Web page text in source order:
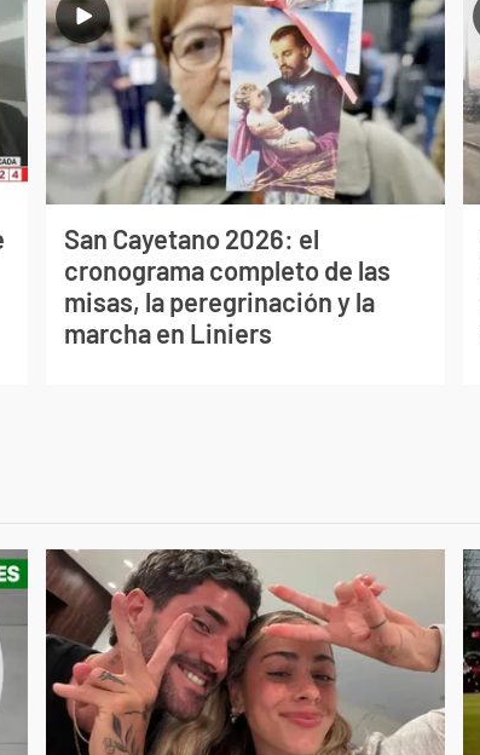
San Cayetano 2026: el
cronograma completo de las
misas, la peregrinación y la
marcha en Liniers